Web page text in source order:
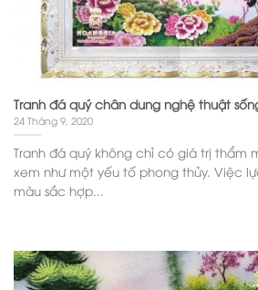
Tranh đá quý chân dung nghệ thuật
24 Tháng 9, 2020
Tranh đá quý không chỉ có giá trị thẩm
xem như một yếu tố phong thủy. Việc
màu sắc hợp...